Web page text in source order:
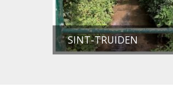
SINT-TRUIDEN